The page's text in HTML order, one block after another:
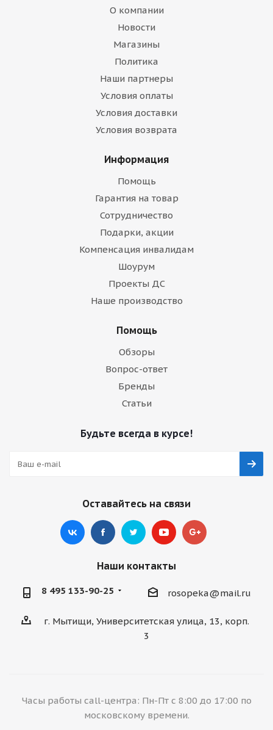
О компании
Новости
Магазины
Политика
Наши партнеры
Условия оплаты
Условия доставки
Условия возврата
Информация
Помощь
Гарантия на товар
Сотрудничество
Подарки, акции
Компенсация инвалидам
Шоурум
Проекты ДС
Наше производство
Помощь
Обзоры
Вопрос-ответ
Бренды
Статьи
Будьте всегда в курсе!
Оставайтесь на связи
Наши контакты
8 495 133-90-25 rosopeka@mail.ru
г. Мытищи, Университетская улица, 13, корп.
3
Часы работы call-центра: Пн-Пт с 8:00 до 17:00 по
московскому времени.